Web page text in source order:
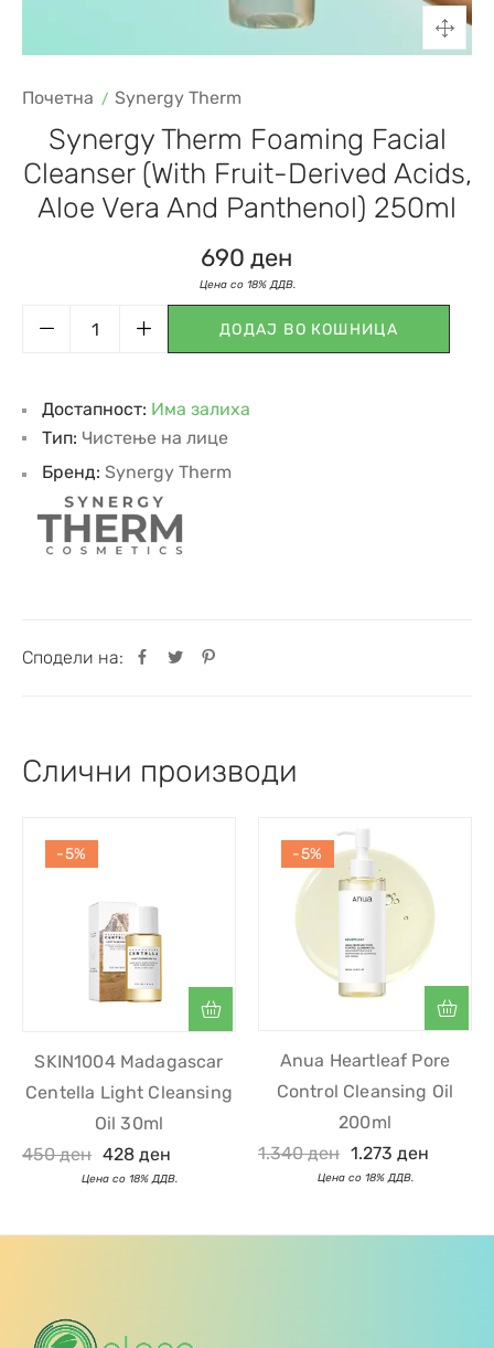
Почетна Synergy Therm
Synergy Therm Foaming Facial
Cleanser (with Fruit-Derived Acids,
Aloe Vera And Panthenol) 250ml
690 ден
ДОДАЈ ВО КОШНИЦА
Достапност: Има залиха
Сподели на:
Тип: Чистење на лице
Бренд: Synergy Therm
Слични производи
-5%
SKIN1004 Madagascar
Centella Light Cleansing
Oil 30ml
450ден 428 ден
-5%
Anua Heartleaf Pore
Control Cleansing Oil
200ml
1.340ден 1.273 ден